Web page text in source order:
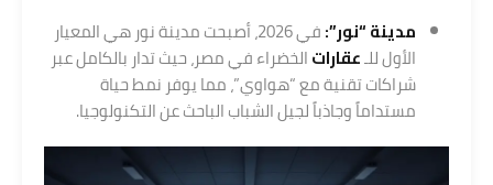
مدينة “نور”:
في 2026، أصبحت مدينة نور هي المعيار
الأول للـعقاراتالخضراء في مصر، حيث تدار بالكامل عبر
شراكات تقنية مع “هواوي”، مما يوفر نمط حياة
مستداماً وجاذباً لجيل الشباب الباحث عن التكنولوجيا.